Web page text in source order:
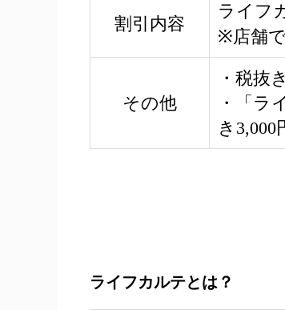
割引内容
ライフ
※店舗
その他
・税抜
・「ラ
き
ライフカルテとは？